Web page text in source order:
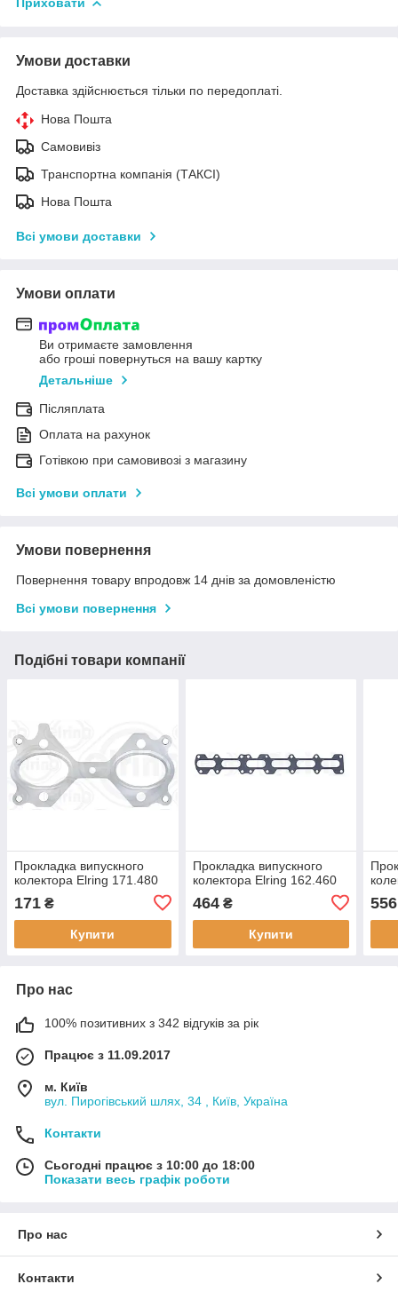
Умови доставки
Доставка здійснюється тільки по передоплаті.
Нова Пошта
Самовивіз
Транспортна компанія (ТАКСІ)
Нова Пошта
Всі умови доставки
Умови оплати
Ви отримаєте замовлення
або гроші повернуться на вашу картку
Детальніше
Післяплата
Оплата на рахунок
Готівкою при самовивозі з магазину
Всі умови оплати
Умови повернення
Повернення товару впродовж 14 днів за домовленістю
Всі умови повернення
Подібні товари компанії
Прокладка випускного
колектора Elring 171.480
171 ₴
Купити
Прокладка випускного
колектора Elring 162.460
464₴
Купити
556
Про нас
100% позитивних з 342 відгуків за рік
Працює з 11.09.2017
м. Київ
вул. Пирогівський шлях, 34 , Київ, Україна
Контакти
Сьогодні працює з 10:00 до 18:00
Показати весь графік роботи
Про нас
Контакти